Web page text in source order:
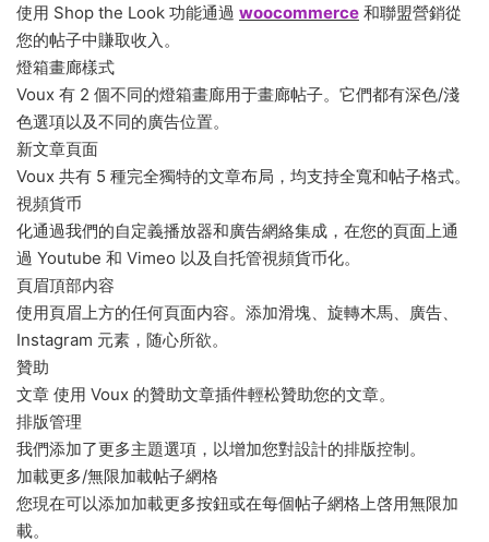
使用 Shop the Look 功能通過 woocommerce 和聯盟營銷從
您的帖子中賺取收入。
燈箱畫廊樣式
Voux 有 2 個不同的燈箱畫廊用于畫廊帖子。它們都有深色/淺
色選項以及不同的廣告位置。
新文章頁面
Voux 共有 5 種完全獨特的文章布局，均支持全寬和帖子格式。
視頻貨币
化通過我們的自定義播放器和廣告網絡集成，在您的頁面上通
過 Youtube 和 Vimeo 以及自托管視頻貨币化。
頁眉頂部内容
使用頁眉上方的任何頁面内容。添加滑塊、旋轉木馬、廣告、
Instagram 元素，随心所欲。
贊助
文章 使用 Voux 的贊助文章插件輕松贊助您的文章。
排版管理
我們添加了更多主題選項，以增加您對設計的排版控制。
加載更多/無限加載帖子網格
您現在可以添加加載更多按鈕或在每個帖子網格上啓用無限加
載。